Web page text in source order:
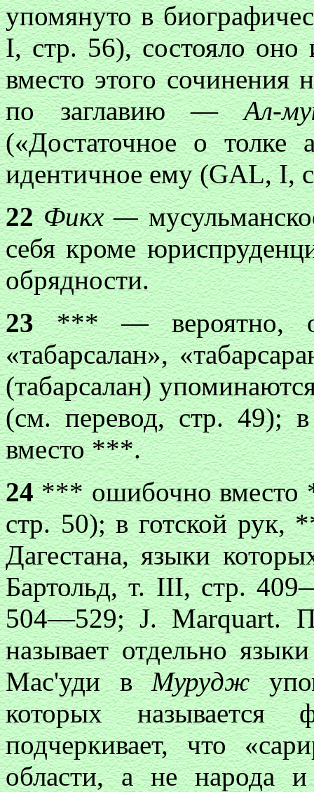
упомянуто в
I, стр. 56), состояло оно
вместо этого сочинения
по заглавию —Ал-
(«Достаточное о
идентичное ему (GAL, I,
22 Фикх —
себя кроме
обрядности.
23*** — вероятно,
«табарсалан»,
(табарсалан)
(см. перевод, стр.
вместо ***.
24*** ошибочно вместо
стр. 50); в готской
Дагестана, языки
Бартольд, т. III, стр.
504—529; J. Marquart.
называет отдельно
Мас'уди вМурудж
которых
подчеркивает, что
области, а не народа